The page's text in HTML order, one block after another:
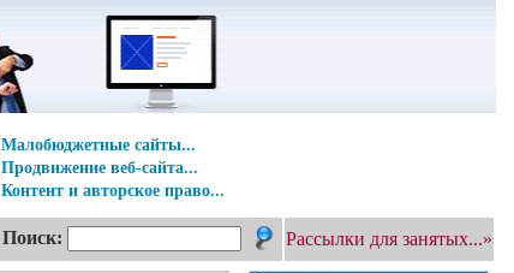
Малобюджетные сайты...
Продвижение веб-сайта...
Контент и авторское право...
Поиск: Рассылки для занятых...»